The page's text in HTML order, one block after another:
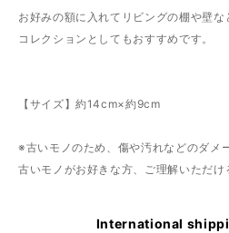
お好みの額に入れてリビングの棚や壁な
コレクションとしてもおすすめです。
【サイズ】約14cm×約9cm
※古いモノのため、傷や汚れなどのダメ
古いモノがお好きな方、ご理解いただけ
International